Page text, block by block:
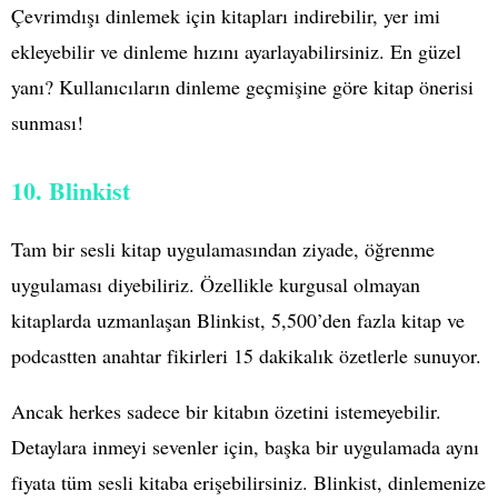
Çevrimdışı dinlemek için kitapları indirebilir, yer imi
ekleyebilir ve dinleme hızını ayarlayabilirsiniz. En güzel
yanı? Kullanıcıların dinleme geçmişine göre kitap önerisi
sunması!
10. Blinkist
Tam bir sesli kitap uygulamasından ziyade, öğrenme
uygulaması diyebiliriz. Özellikle kurgusal olmayan
kitaplarda uzmanlaşan Blinkist, 5,500’den fazla kitap ve
podcastten anahtar fikirleri 15 dakikalık özetlerle sunuyor.
Ancak herkes sadece bir kitabın özetini istemeyebilir.
Detaylara inmeyi sevenler için, başka bir uygulamada aynı
fiyata tüm sesli kitaba erişebilirsiniz. Blinkist, dinlemenize